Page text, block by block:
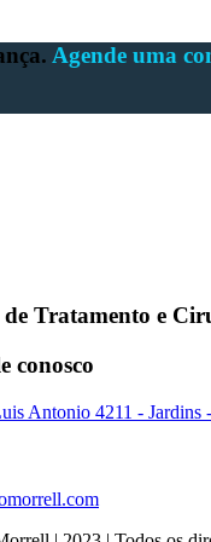
Agende uma
Tratamento e
conosco
Antonio 4211 - Jardins